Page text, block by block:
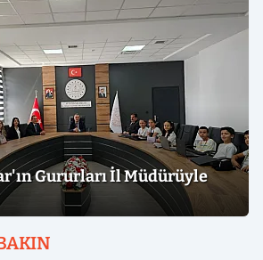
Gururları İl Müdürüyle